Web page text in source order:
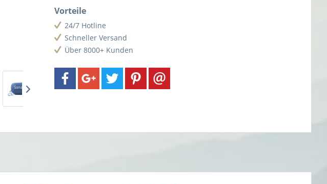
Vorteile
24/7 Hotline
Schneller Versand
Über 8000+ Kunden